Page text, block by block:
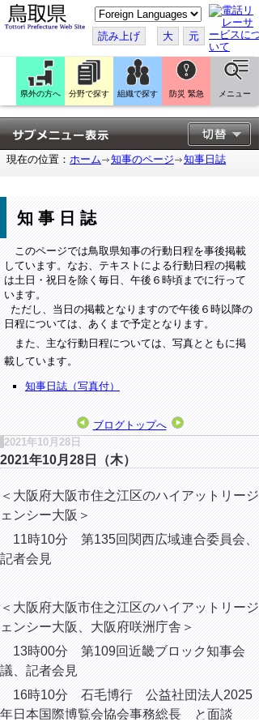
こ
の
ペ
ー
ジ
翻
訳
す
る
読み上げ 大 元
県外の方へ 分野で探す 組織で探す 防災 緊急 メニュー
現在の位置： ホーム 知事のページ 知事日誌
知事日誌
このページでは鳥取県知事の行動日程を事後掲載
しています。なお、テキストによる行動日程の掲載
は土日・祝日を除く毎日、午後６時頃までに行って
います。
ただし、当日の掲載となりますので午後６時以降の
日程については、あくまで予定となります。
また、主な行動日程については、写真とともに掲
載しています。
知事日誌（写真付）
ブログトップへ
2021年10月28日
2021年10月28日（木）
＜大阪府大阪市住之江区のハイアットリージ
ェンシー大阪＞
11時10分 第135回関西広域連合委員会、
記者会見
＜大阪府大阪市住之江区のハイアットリージ
ェンシー大阪、大阪府咲洲庁舎＞
13時00分 第109回近畿ブロック知事会
議、記者会見
16時10分 石毛博行 公益社団法人2025
年日本国際博覧会協会事務総長 と面談